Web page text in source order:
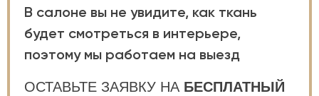
В салоне вы не увидите, как ткань
будет смотреться в интерьере,
поэтому мы работаем на выезд
ОСТАВЬТЕ ЗАЯВКУ НА БЕСПЛАТНЫЙ